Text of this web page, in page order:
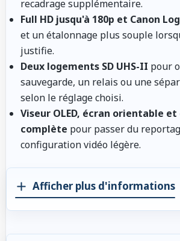
recadrage supplémentaire.
Full HD jusqu'à 180p et Canon
et un étalonnage plus souple
justifie.
Deux logements SD UHS-II pour
sauvegarde, un relais ou une
selon le réglage choisi.
Viseur OLED, écran orientable
complète pour passer du
configuration vidéo légère.
Afficher plus d'informations